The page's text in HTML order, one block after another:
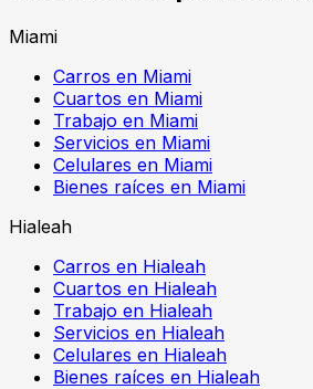
Miami
Carros en Miami
Cuartos en Miami
Trabajo en Miami
Servicios en Miami
Celulares en Miami
Bienes raíces en Miami
Hialeah
Carros en Hialeah
Cuartos en Hialeah
Trabajo en Hialeah
Servicios en Hialeah
Celulares en Hialeah
Bienes raíces en Hialeah